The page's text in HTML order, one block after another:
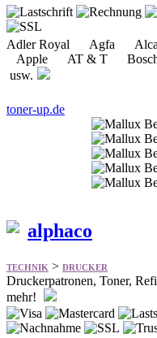
Adler Royal Agfa
Apple AT & T
usw.
toner-up.de
alphaco
TECHNIK > DRUCKER
Druckerpatronen, Toner,
mehr!